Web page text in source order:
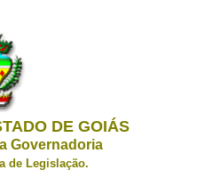
DE GOIÁS
Governadoria
de Legislação.